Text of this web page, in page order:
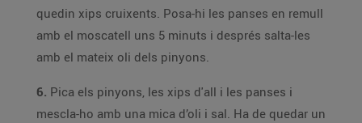
quedin xips cruixents. Posa-hi les panses en remull
amb el moscatell uns 5 minuts i després salta-les
amb el mateix oli dels pinyons.
6. Pica els pinyons, les xips d'all i les panses i
mescla-ho amb una mica d’oli i sal. Ha de quedar un